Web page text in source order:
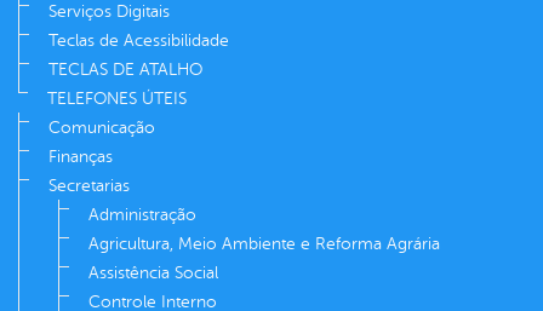
Serviços Digitais
Teclas de Acessibilidade
TECLAS DE ATALHO
TELEFONES ÚTEIS
Comunicação
Finanças
Secretarias
Administração
Agricultura, Meio Ambiente e Reforma Agrária
Assistência Social
Controle Interno